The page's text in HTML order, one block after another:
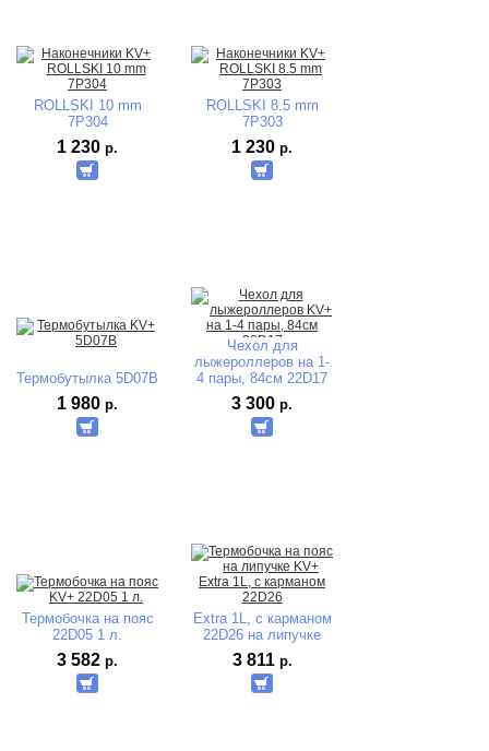
ROLLSKI 10 mm
7P304
1 230 р.
ROLLSKI 8.5 mm
7P303
1 230 р.
Термобутылка 5D07B
1 980 р.
Чехол для
лыжероллеров на 1-
4 пары, 84см 22D17
3 300 р.
Термобочка на пояс
22D05 1 л.
3 582 р.
Extra 1L, с карманом
22D26 на липучке
3 811 р.